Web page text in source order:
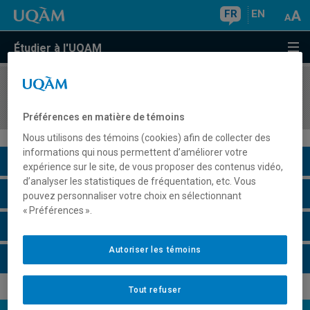
FR EN
Étudier à l'UQAM
COURS//
Description du cours
Horaire - Été 2026
Préférences en matière de témoins
Nous utilisons des témoins (cookies) afin de collecter des
informations qui nous permettent d’améliorer votre
expérience sur le site, de vous proposer des contenus vidéo,
d’analyser les statistiques de fréquentation, etc. Vous
pouvez personnaliser votre choix en sélectionnant
« Préférences ».
Tout refuser
Autoriser les témoins